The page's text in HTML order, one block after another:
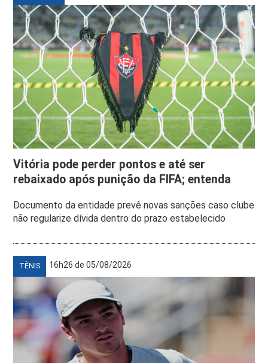
Vitória pode perder pontos e até ser
rebaixado após punição da FIFA; entenda
Documento da entidade prevê novas sanções caso clube
não regularize dívida dentro do prazo estabelecido
TÊNIS 16h26 de 05/08/2026